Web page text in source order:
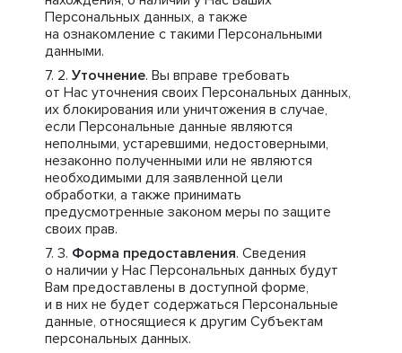
Персональных данных, а также
на ознакомление с такими Персональными
данными.
Уточнение. Вы вправе требовать
от Нас уточнения своих Персональных данных,
их блокирования или уничтожения в случае,
если Персональные данные являются
неполными, устаревшими, недостоверными,
незаконно полученными или не являются
необходимыми для заявленной цели
обработки, а также принимать
предусмотренные законом меры по защите
своих прав.
Форма предоставления. Сведения
о наличии у Нас Персональных данных будут
Вам предоставлены в доступной форме,
и в них не будет содержаться Персональные
данные, относящиеся к другим Субъектам
персональных данных.